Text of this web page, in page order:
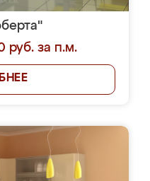
руб. за п.м.